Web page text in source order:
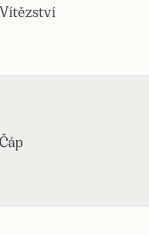
Vítězství
Čáp